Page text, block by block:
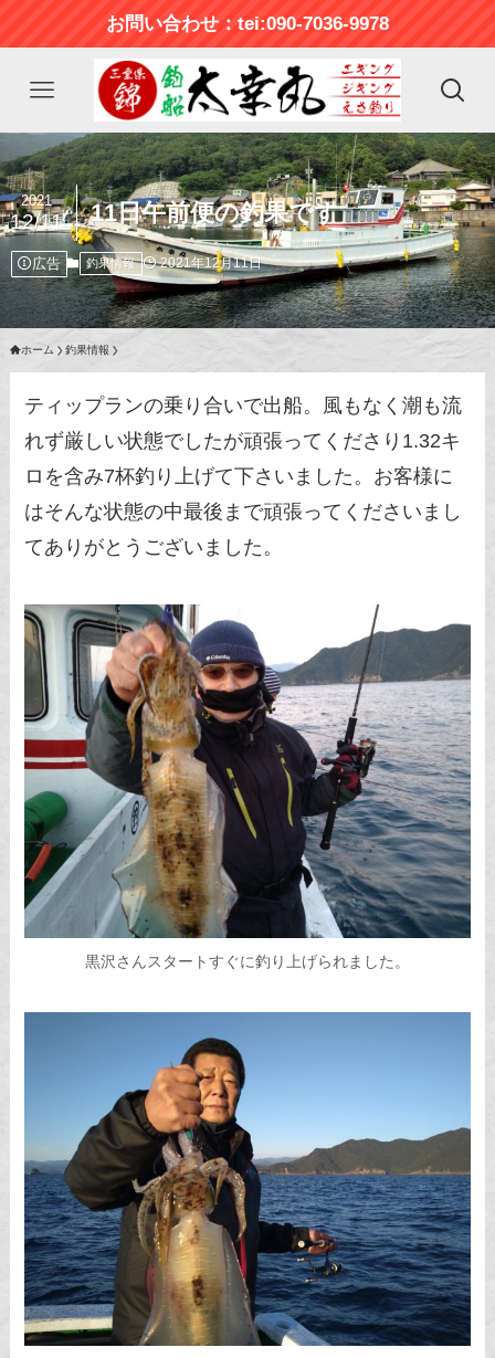
お問い合わせ：tei:090-7036-9978
11日午前便の釣果です
2021
12/11
広告 釣果情報 2021年12月11日
ホーム 釣果情報
ティップランの乗り合いで出船。風もなく潮も流
れず厳しい状態でしたが頑張ってくださり1.32キ
ロを含み7杯釣り上げて下さいました。お客様に
はそんな状態の中最後まで頑張ってくださいまし
てありがとうございました。
黒沢さんスタートすぐに釣り上げられました。